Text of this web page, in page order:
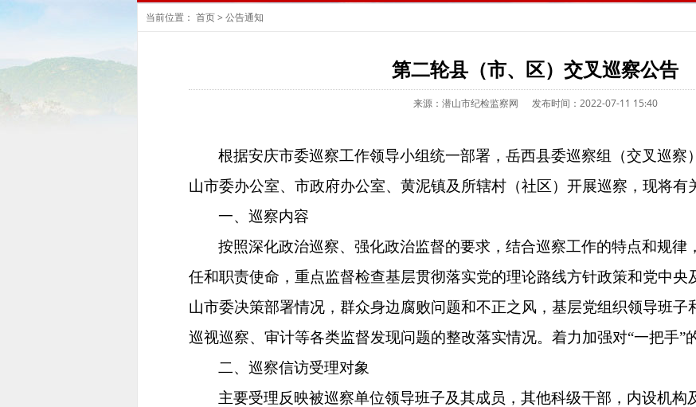
当前位置： 首页> 公告通知
第二轮县（市、区）交叉巡察公告
来源：潜山市纪检监察网 发布时间：2022-07-11 15:40
根据安庆市委巡察工作领导小组统一部署，岳西县委巡察组（交叉巡察
山市委办公室、市政府办公室、黄泥镇及所辖村（社区）开展巡察，现将有
一、巡察内容
按照深化政治巡察、强化政治监督的要求，结合巡察工作的特点和规律
任和职责使命，重点监督检查基层贯彻落实党的理论路线方针政策和党中央
山市委决策部署情况，群众身边腐败问题和不正之风，基层党组织领导班子
巡视巡察、审计等各类监督发现问题的整改落实情况。着力加强对“一把手”
二、巡察信访受理对象
主要受理反映被巡察单位领导班子及其成员，其他科级干部，内设机构